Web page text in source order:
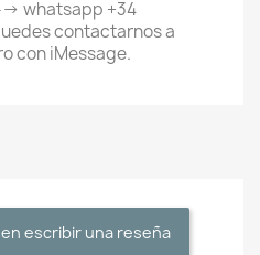
> whatsapp +34
contactarnos a
con iMessage.
escribir una reseña